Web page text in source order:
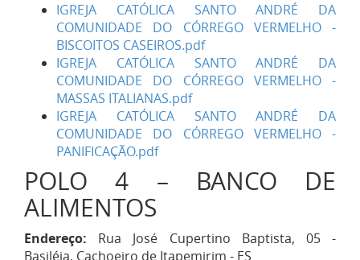
IGREJA CATÓLICA SANTO ANDRÉ DA
COMUNIDADE DO CÓRREGO VERMELHO -
BISCOITOS CASEIROS.pdf
IGREJA CATÓLICA SANTO ANDRÉ DA
COMUNIDADE DO CÓRREGO VERMELHO -
MASSAS ITALIANAS.pdf
IGREJA CATÓLICA SANTO ANDRÉ DA
COMUNIDADE DO CÓRREGO VERMELHO -
PANIFICAÇÃO.pdf
POLO 4 – BANCO DE
ALIMENTOS
Endereço: Rua José Cupertino Baptista, 05 -
Basiléia, Cachoeiro de Itapemirim - ES